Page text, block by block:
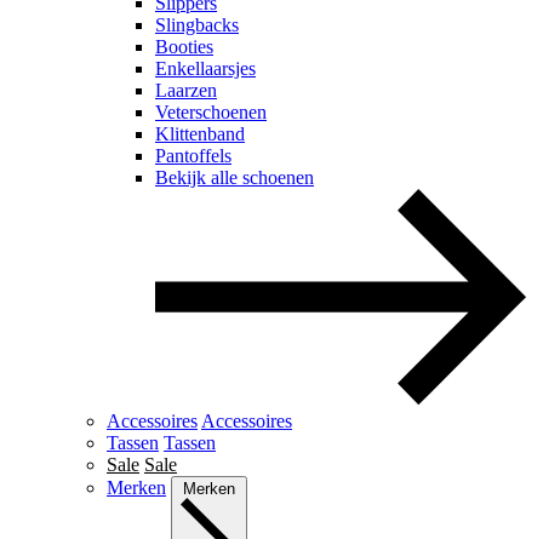
Slingbacks
Booties
Enkellaarsjes
Laarzen
Veterschoenen
Klittenband
Pantoffels
Bekijk alle schoenen
Accessoires Accessoires
Tassen Tassen
Sale Sale
Merken
Merken